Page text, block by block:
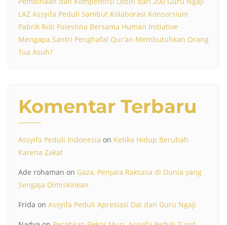
LAZ Assyifa Peduli Sambut Kolaborasi Konsorsium
Pabrik Roti Palestina Bersama Human Initiative
Mengapa Santri Penghafal Qur’an Membutuhkan Orang
Tua Asuh?
Komentar Terbaru
Assyifa Peduli Indonesia on Ketika Hidup Berubah
Karena Zakat
Ade rohaman on Gaza, Penjara Raksasa di Dunia yang
Sengaja Dimiskinkan
Frida on Assyifa Peduli Apresiasi Dai dan Guru Ngaji